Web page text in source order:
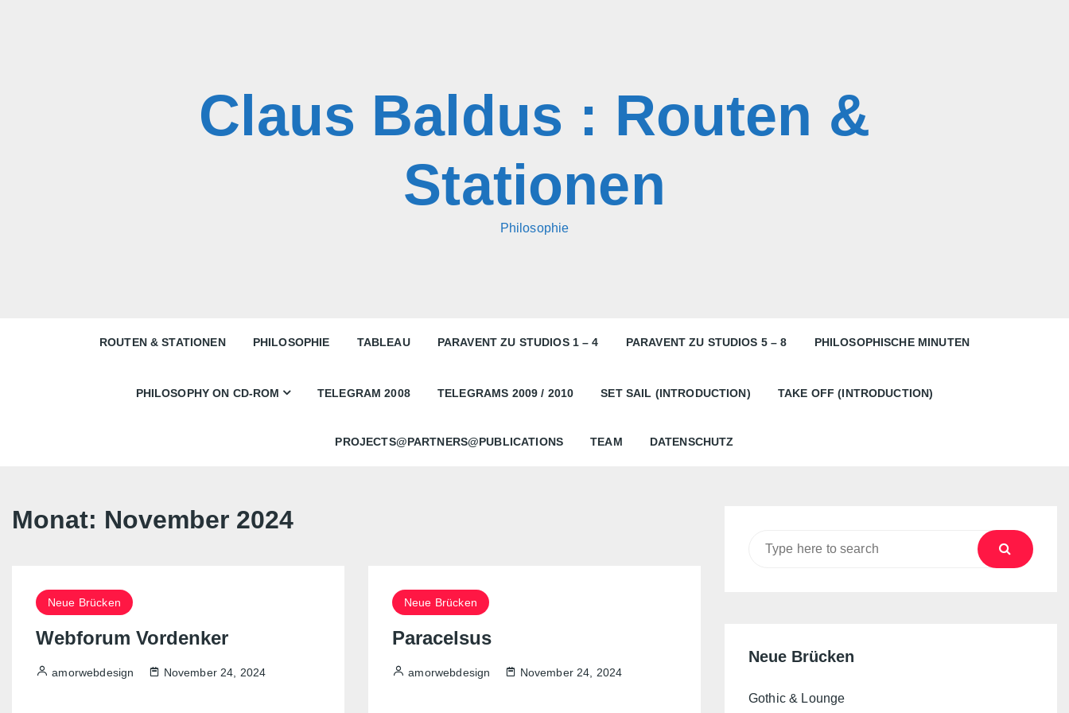
Claus Baldus : Routen &
Stationen
Philosophie
ROUTEN & STATIONEN PHILOSOPHIE TABLEAU PARAVENT ZU STUDIOS 1 – 4 PARAVENT ZU STUDIOS 5 – 8 PHILOSOPHISCHE MINUTEN
PHILOSOPHY ON CD-ROM TELEGRAM 2008 TELEGRAMS 2009 / 2010 SET SAIL (INTRODUCTION) TAKE OFF (INTRODUCTION)
PROJECTS@PARTNERS@PUBLICATIONS TEAM DATENSCHUTZ
Monat: November 2024
Neue Brücken
Webforum Vordenker
amorwebdesign November 24, 2024
Neue Brücken
Paracelsus
amorwebdesign November 24, 2024
Neue Brücken
Gothic & Lounge